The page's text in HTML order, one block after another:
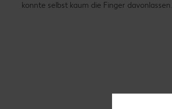
konnte selbst kaum die Finger davonlassen.